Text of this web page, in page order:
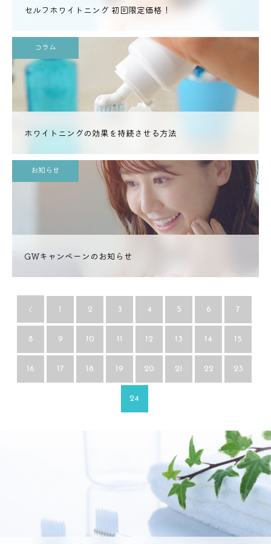
セルフホワイトニング 初回限定価格！
コラム
ホワイトニングの効果を持続させる方法
お知らせ
GWキャンペーンのお知らせ
1 2 3 4 5 6 7
8 9 10 11 12 13 14 15
16 17 18 19 20 21 22 23
24